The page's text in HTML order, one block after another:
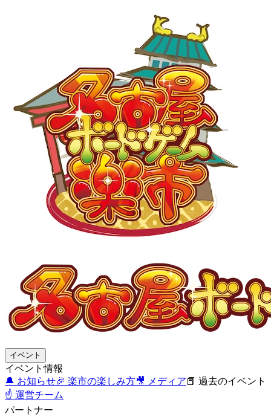
イベント
イベント情報
🔔 お知らせ🎉 楽市の楽しみ方🎥 メディア📕 過去のイベント
☝️ 運営チーム
パートナー